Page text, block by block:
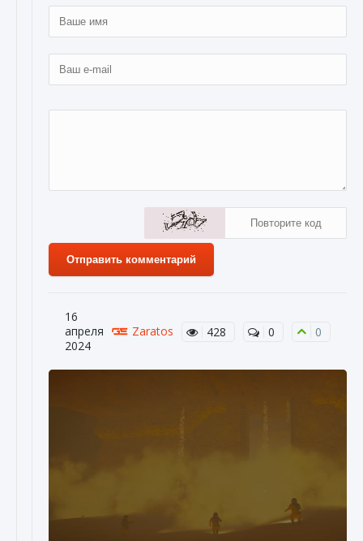
Отправить комментарий
16
апреля
2024
Zaratos 428 0 0